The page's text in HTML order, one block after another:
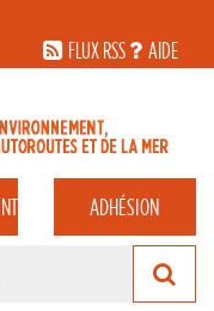
FLUX RSS
AIDE
ADHÉSION